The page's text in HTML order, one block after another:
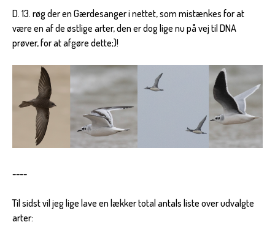
D. 13. røg der en Gærdesanger i nettet, som mistænkes for at
være en af de østlige arter, den er dog lige nu på vej til DNA
prøver, for at afgøre dette;)!
----
Til sidst vil jeg lige lave en lækker total antals liste over udvalgte
arter: